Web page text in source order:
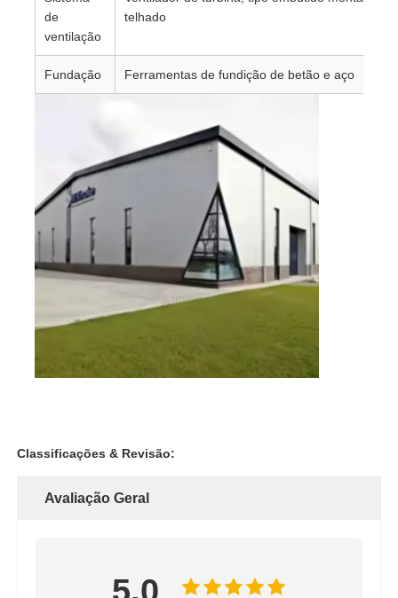
de
ventilação
telhado
Fundação Ferramentas de fundição de betão e aço
Classificações & Revisão:
Avaliação Geral
5.0